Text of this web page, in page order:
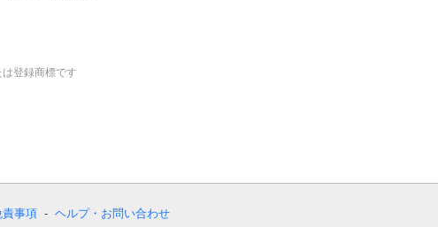
登録商標です
責事項 ヘルプ・お問い合わせ